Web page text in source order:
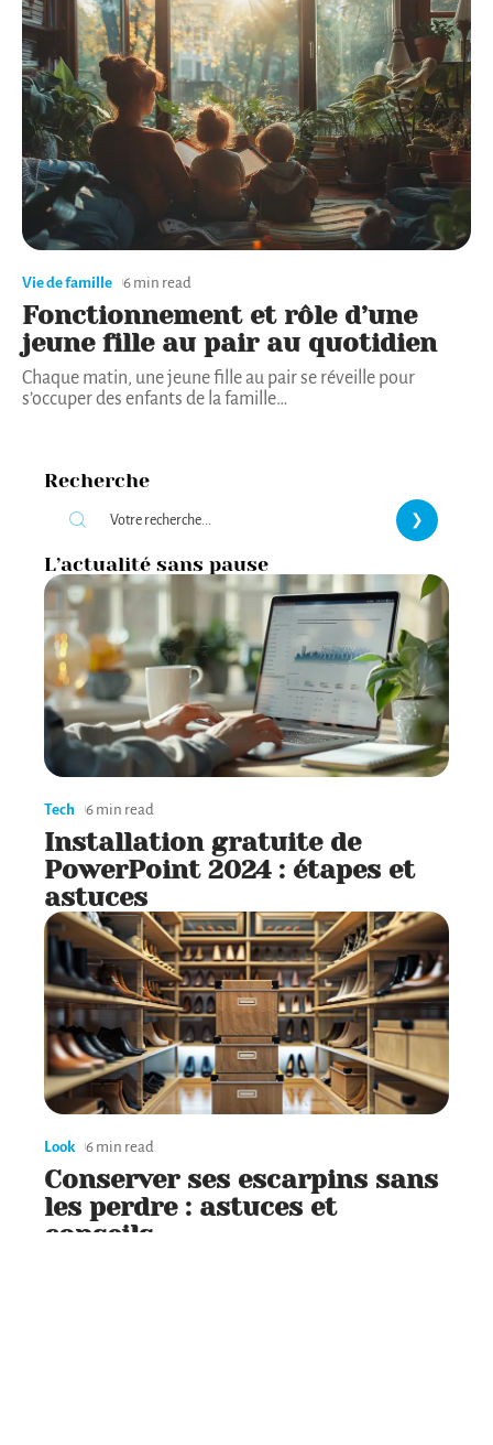
Vie de famille 6 min read
Fonctionnement et rôle d’une
jeune fille au pair au quotidien
Chaque matin, une jeune fille au pair se réveille pour
s’occuper des enfants de la famille…
Recherche
L’actualité sans pause
Tech 6 min read
Installation gratuite de
PowerPoint 2024 : étapes et
astuces
Look 6 min read
Conserver ses escarpins sans
les perdre : astuces et
conseils